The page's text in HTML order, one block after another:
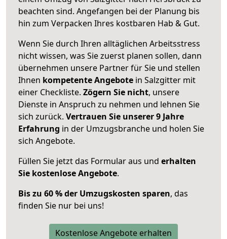
beachten sind. Angefangen bei der Planung bis
hin zum Verpacken Ihres kostbaren Hab & Gut.
Wenn Sie durch Ihren alltäglichen Arbeitsstress
nicht wissen, was Sie zuerst planen sollen, dann
übernehmen unsere Partner für Sie und stellen
Ihnen kompetente Angebote in Salzgitter mit
einer Checkliste. Zögern Sie nicht, unsere
Dienste in Anspruch zu nehmen und lehnen Sie
sich zurück. Vertrauen Sie unserer 9 Jahre
Erfahrung in der Umzugsbranche und holen Sie
sich Angebote.
Füllen Sie jetzt das Formular aus und erhalten
Sie kostenlose Angebote.
Bis zu 60 % der Umzugskosten sparen, das
finden Sie nur bei uns!
Kostenlose Angebote erhalten